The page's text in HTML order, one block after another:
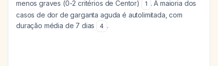
menos graves (0-2 critérios de Centor) 1 . A maioria dos
casos de dor de garganta aguda é autolimitada, com
duração média de 7 dias
4 .